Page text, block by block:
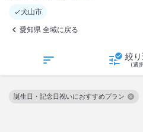
犬山市
愛知県 全域に戻る
絞
(選
誕生日・記念日祝いにおすすめプラン
この絞り込み条件を解除